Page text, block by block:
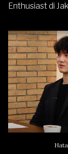
Enthusiast di